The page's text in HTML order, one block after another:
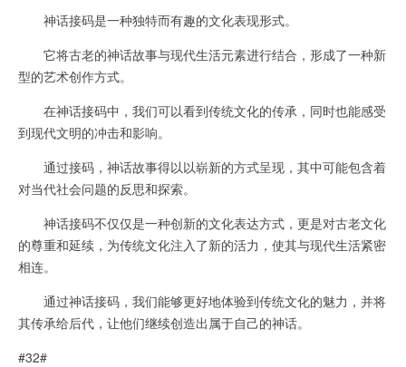
神话接码是一种独特而有趣的文化表现形式。
它将古老的神话故事与现代生活元素进行结合，形成了一种新
型的艺术创作方式。
在神话接码中，我们可以看到传统文化的传承，同时也能感受
到现代文明的冲击和影响。
通过接码，神话故事得以以崭新的方式呈现，其中可能包含着
对当代社会问题的反思和探索。
神话接码不仅仅是一种创新的文化表达方式，更是对古老文化
的尊重和延续，为传统文化注入了新的活力，使其与现代生活紧密
相连。
通过神话接码，我们能够更好地体验到传统文化的魅力，并将
其传承给后代，让他们继续创造出属于自己的神话。
#32#